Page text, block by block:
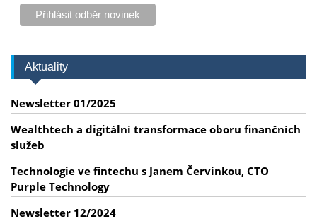
Aktuality
Newsletter 01/2025
Wealthtech a digitální transformace oboru finančních
služeb
Technologie ve fintechu s Janem Červinkou, CTO
Purple Technology
Newsletter 12/2024